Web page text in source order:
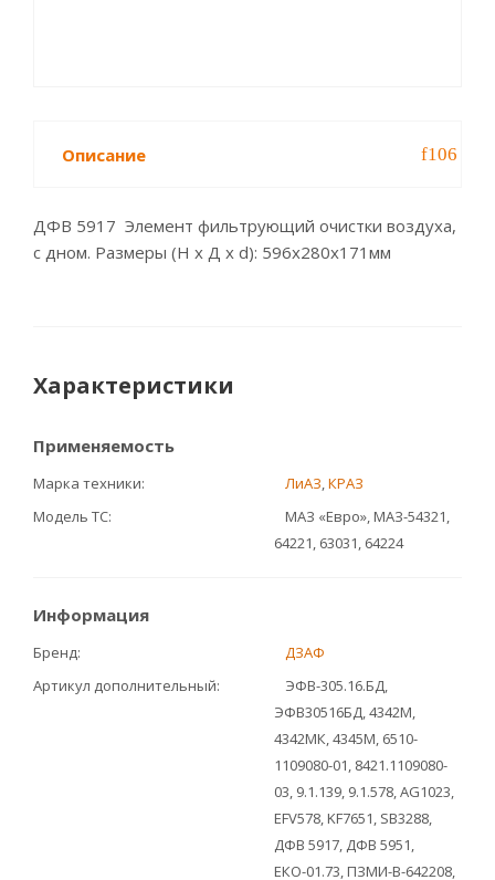
Описание
ДФВ 5917 Элемент фильтрующий очистки воздуха,
с дном. Размеры (Н х Д х d): 596x280x171мм
Характеристики
Применяемость
Марка техники ЛиАЗ,КРАЗ
Модель ТС
МАЗ «Евро», МАЗ-54321,
64221, 63031, 64224
Информация
Бренд
ДЗАФ
Артикул дополнительный
ЭФВ-305.16.БД,
ЭФВ30516БД, 4342М,
4342МК, 4345М, 6510-
1109080-01, 8421.1109080-
03, 9.1.139, 9.1.578, AG1023,
EFV578, KF7651, SB3288,
ДФВ 5917, ДФВ 5951,
ЕКО-01.73, ПЗМИ-В-642208,